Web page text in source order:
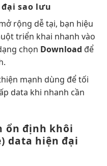
sao lưu
rộng dễtại, bạn hiệu
triển khai nhanh vào
chọn Download để
mạnh dùng đểtối
data khi nhanh cần
ổn định khôi
data hiện đại